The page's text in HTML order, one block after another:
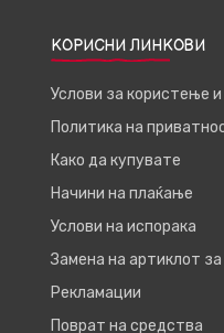
КОРИСНИ ЛИНКОВИ
Услови за користење
Политика на
Како да купувате
Начини на плаќање
Услови на испорака
Замена на артиклот за
Рекламации
Поврат на средства